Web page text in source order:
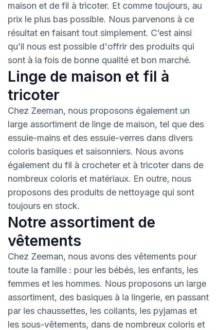
maison et de fil à tricoter. Et comme toujours, au
prix le plus bas possible. Nous parvenons à ce
résultat en faisant tout simplement. C’est ainsi
qu’il nous est possible d'offrir des produits qui
sont à la fois de bonne qualité et bon marché.
Linge de maison et fil à
tricoter
Chez Zeeman, nous proposons également un
large assortiment de linge de maison, tel que des
essuie-mains et des essuie-verres dans divers
coloris basiques et saisonniers. Nous avons
également du fil à crocheter et à tricoter dans de
nombreux coloris et matériaux. En outre, nous
proposons des produits de nettoyage qui sont
toujours en stock.
Notre assortiment de
vêtements
Chez Zeeman, nous avons des vêtements pour
toute la famille : pour les bébés, les enfants, les
femmes et les hommes. Nous proposons un large
assortiment, des basiques à la lingerie, en passant
par les chaussettes, les collants, les pyjamas et
les sous-vêtements, dans de nombreux coloris et